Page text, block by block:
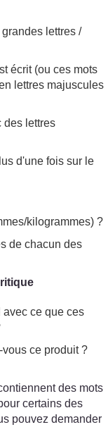
lettres /
écrit (ou ces mots
lettres majuscules
des lettres
d'une fois sur le
kilogrammes) ?
de chacun des
avec ce que ces
ce produit ?
des mots
certains des
pouvez demander